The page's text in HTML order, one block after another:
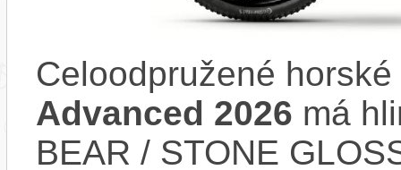
Celoodpružené
Advanced 2026 má
BEAR / STONE